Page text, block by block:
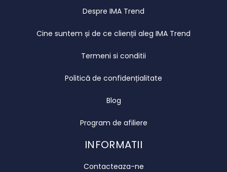
Despre IMA Trend
Cine suntem și de ce clienții aleg IMA Trend
Termeni si conditii
Politică de confidențialitate
Blog
Program de afiliere
INFORMATII
Contacteaza-ne